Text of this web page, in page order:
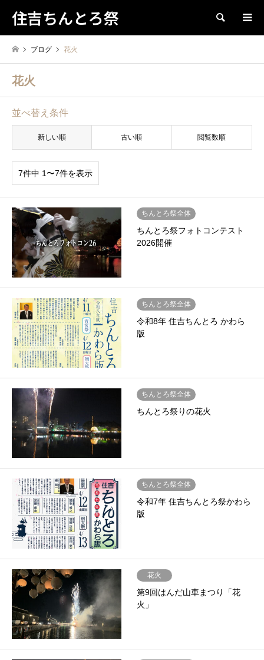
住吉ちんとろ祭 検索
ブログ 花火
花火
並べ替え条件
新しい順 古い順 閲覧数順
7件中 1〜7件を表示
ちんとろ祭全体
ちんとろ祭フォトコンテスト
2026開催
ちんとろ祭全体
令和8年 住吉ちんとろ かわら
版
ちんとろ祭全体
ちんとろ祭りの花火
ちんとろ祭全体
令和7年 住吉ちんとろ祭かわら
版
花火
第9回はんだ山車まつり「花
火」